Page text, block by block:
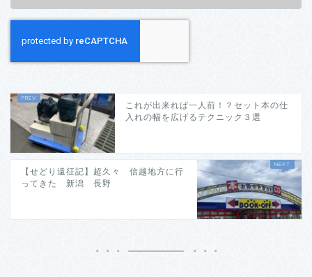
これが出来れば一人前！？セット本の仕
入れの幅を広げるテクニック３選
【せどり遠征記】超久々 信越地方に行
ってきた 新潟 長野